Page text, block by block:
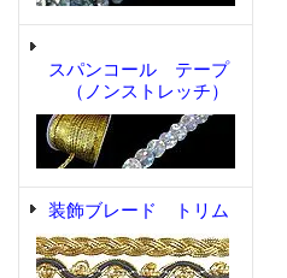
スパンコール テープ
（ノンストレッチ）
装飾ブレード トリム